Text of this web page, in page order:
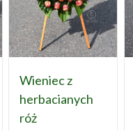
Wieniec z
herbacianych
róż